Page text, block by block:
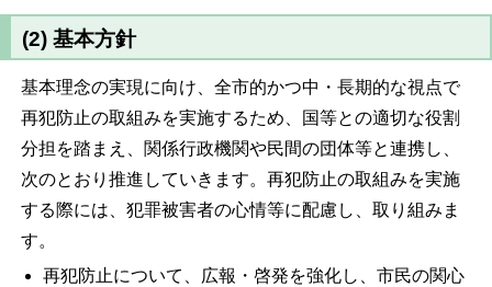
(2) 基本方針
基本理念の実現に向け、全市的かつ中・長期的な視点で
再犯防止の取組みを実施するため、国等との適切な役割
分担を踏まえ、関係行政機関や民間の団体等と連携し、
次のとおり推進していきます。再犯防止の取組みを実施
する際には、犯罪被害者の心情等に配慮し、取り組みま
す。
再犯防止について、広報・啓発を強化し、市民の関心